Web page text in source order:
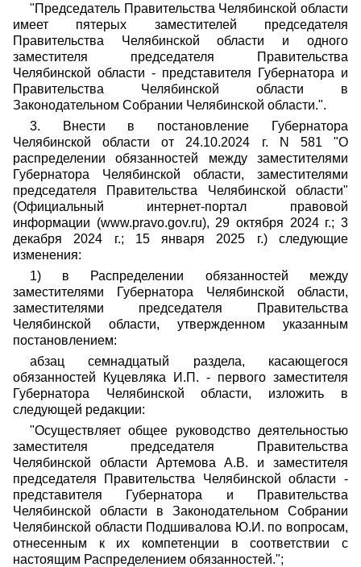
"Председатель Правительства Челябинской области
имеет пятерых заместителей председателя
Правительства Челябинской области и одного
заместителя председателя Правительства
Челябинской области - представителя Губернатора и
Правительства Челябинской области в
Законодательном Собрании Челябинской области.".
3. Внести в постановление Губернатора
Челябинской области от 24.10.2024 г. N 581 "О
распределении обязанностей между заместителями
Губернатора Челябинской области, заместителями
председателя Правительства Челябинской области"
(Официальный интернет-портал правовой
информации (www.pravo.gov.ru), 29 октября 2024 г.; 3
декабря 2024 г.; 15 января 2025 г.) следующие
изменения:
1) в Распределении обязанностей между
заместителями Губернатора Челябинской области,
заместителями председателя Правительства
Челябинской области, утвержденном указанным
постановлением:
абзац семнадцатый раздела, касающегося
обязанностей Куцевляка И.П. - первого заместителя
Губернатора Челябинской области, изложить в
следующей редакции:
"Осуществляет общее руководство деятельностью
заместителя председателя Правительства
Челябинской области Артемова А.В. и заместителя
председателя Правительства Челябинской области -
представителя Губернатора и Правительства
Челябинской области в Законодательном Собрании
Челябинской области Подшивалова Ю.И. по вопросам,
отнесенным к их компетенции в соответствии с
настоящим Распределением обязанностей.";